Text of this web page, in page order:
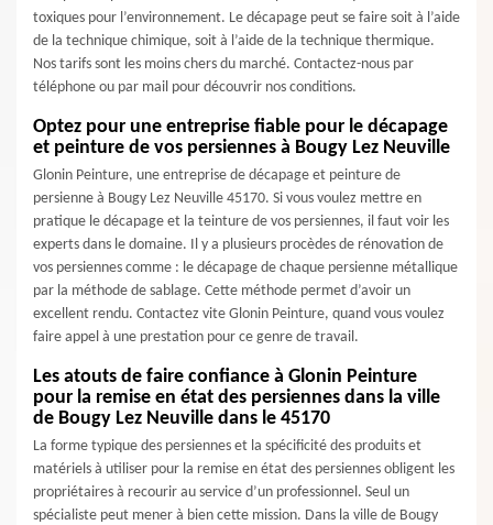
toxiques pour l’environnement. Le décapage peut se faire soit à l’aide
de la technique chimique, soit à l’aide de la technique thermique.
Nos tarifs sont les moins chers du marché. Contactez-nous par
téléphone ou par mail pour découvrir nos conditions.
Optez pour une entreprise fiable pour le décapage
et peinture de vos persiennes à Bougy Lez Neuville
Glonin Peinture, une entreprise de décapage et peinture de
persienne à Bougy Lez Neuville 45170. Si vous voulez mettre en
pratique le décapage et la teinture de vos persiennes, il faut voir les
experts dans le domaine. Il y a plusieurs procèdes de rénovation de
vos persiennes comme : le décapage de chaque persienne métallique
par la méthode de sablage. Cette méthode permet d’avoir un
excellent rendu. Contactez vite Glonin Peinture, quand vous voulez
faire appel à une prestation pour ce genre de travail.
Les atouts de faire confiance à Glonin Peinture
pour la remise en état des persiennes dans la ville
de Bougy Lez Neuville dans le 45170
La forme typique des persiennes et la spécificité des produits et
matériels à utiliser pour la remise en état des persiennes obligent les
propriétaires à recourir au service d’un professionnel. Seul un
spécialiste peut mener à bien cette mission. Dans la ville de Bougy